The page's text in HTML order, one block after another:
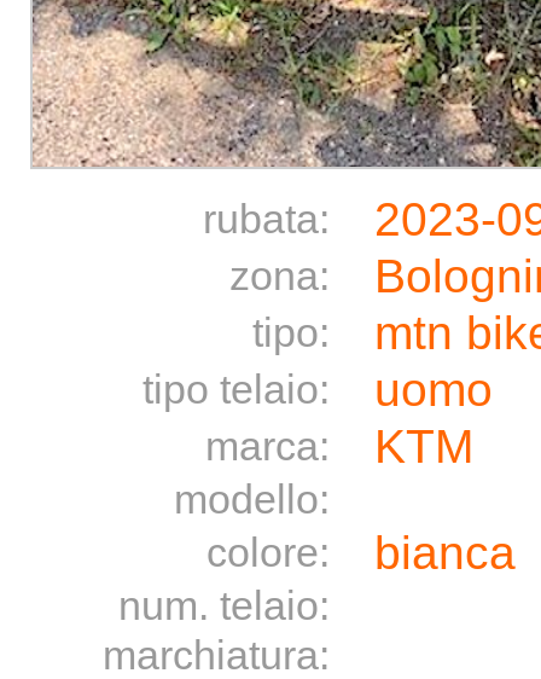
rubata: 2023-
zona:
tipo: mtn
tipo telaio: uomo
marca: KTM
modello:
colore:
bianca
num. telaio:
marchiatura: